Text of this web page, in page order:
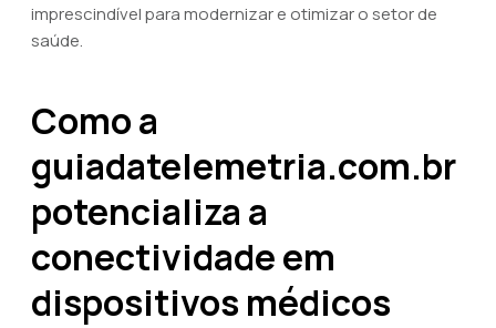
imprescindível para modernizar e otimizar o setor de
saúde.
Como a
guiadatelemetria.com.br
potencializa a
conectividade em
dispositivos médicos